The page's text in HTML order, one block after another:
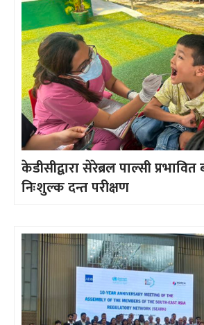
केडीसीद्वारा सेरेब्रल पाल्सी
निःशुल्क दन्त परीक्षण